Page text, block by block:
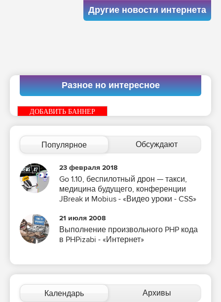
Другие новости интернета
Разное но интересное
ДОБАВИТЬ БАННЕР
Популярное Обсуждают
23 февраля 2018
Go 1.10, беспилотный дрон — такси,
медицина будущего, конференции
JBreak и Mobius - «Видео уроки - CSS»
21 июля 2008
Выполнение произвольного PHP кода
в PHPizabi - «Интернет»
Календарь Архивы